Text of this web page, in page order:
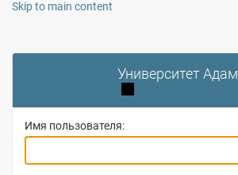
Skip to main content
Университет Адам
Имя пользователя: